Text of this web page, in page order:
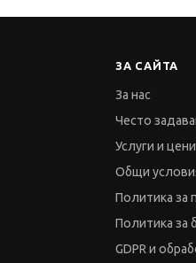
ЗА САЙТА
За нас
Често
Услуги и цени
Общи
Политика за
Политика за
GDPR и